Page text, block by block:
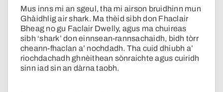
Mus inns mi an sgeul, tha mi airson bruidhinn mun
Ghàidhlig air shark. Ma thèid sibh don Fhaclair
Bheag no gu Faclair Dwelly, agus ma chuireas
sibh ‘shark’ don einnsean-rannsachaidh, bidh tòrr
cheann-fhaclan a’ nochdadh. Tha cuid dhiubh a’
riochdachadh ghnèithean sònraichte agus cuiridh
sinn iad sin an dàrna taobh.